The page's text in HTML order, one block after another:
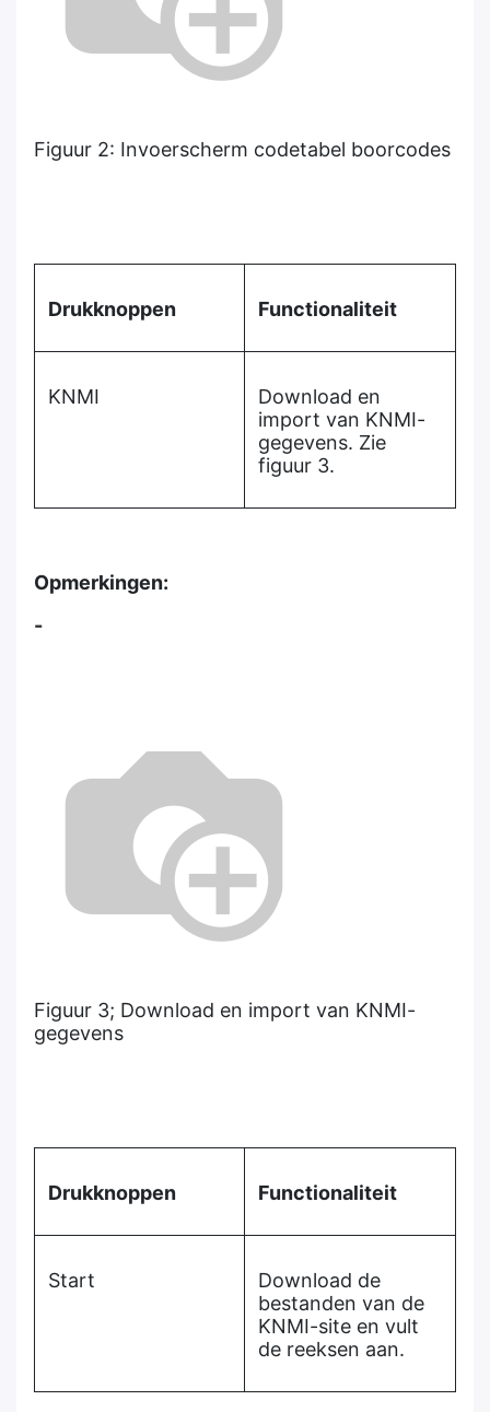
Figuur 2: Invoerscherm codetabel boorcodes
Drukknoppen Functionaliteit
KNMI
Download en
import van KNMI-
gegevens. Zie
figuur 3.
Opmerkingen:
-
Figuur 3; Download en import van KNMI-
gegevens
Drukknoppen Functionaliteit
Start
Download de
bestanden van de
KNMI-site en vult
de reeksen aan.